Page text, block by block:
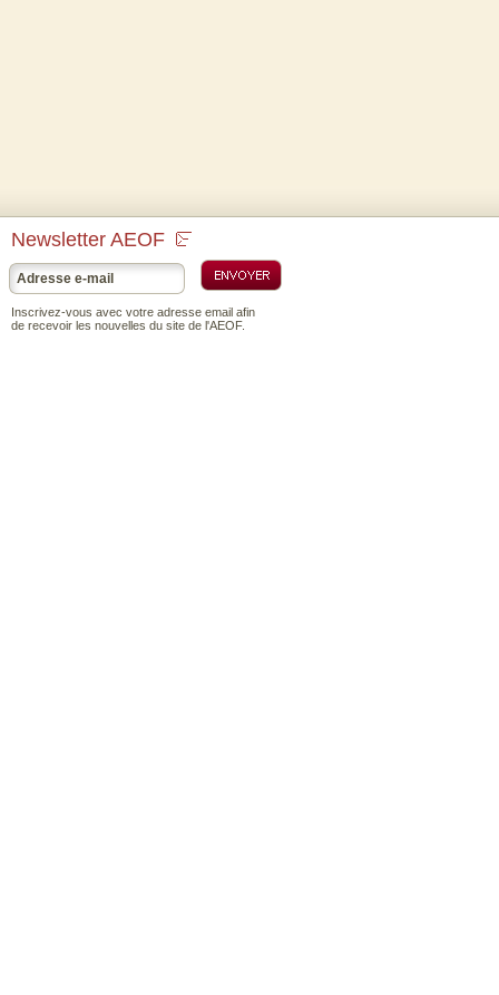
Newsletter AEOF
Inscrivez-vous avec votre adresse email afin
de recevoir les nouvelles du site de l'AEOF.